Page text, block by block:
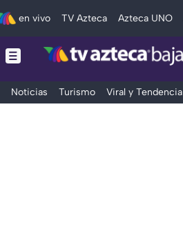
en vivo TV Azteca Azteca UNO
Noticias Turismo Viral y Tendencia